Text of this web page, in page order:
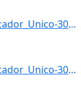
1200: Ano-2010-Programa-1459-Identificador_Unico-3052-Descricao-Tempo_Medio_de_Transbordo_Unitario_no_Veto]
1201: Ano-2010-Programa-1459-Identificador_Unico-3053-Descricao-Tempo_Medio_de_Percurso_no_Vetor_Logistico]